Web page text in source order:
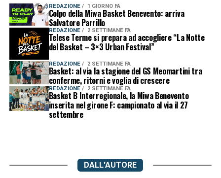
REDAZIONE 1 GIORNO FA
Colpo della Miwa Basket Benevento: arriva
Salvatore Parrillo
REDAZIONE 2 SETTIMANE FA
Telese Terme si prepara ad accogliere “La Notte
del Basket – 3×3 Urban Festival”
REDAZIONE 2 SETTIMANE FA
Basket: al via la stagione del GS Meomartini tra
conferme, ritorni e voglia di crescere
REDAZIONE 2 SETTIMANE FA
Basket B Interregionale, la Miwa Benevento
inserita nel girone F: campionato al via il 27
settembre
DALL'AUTORE